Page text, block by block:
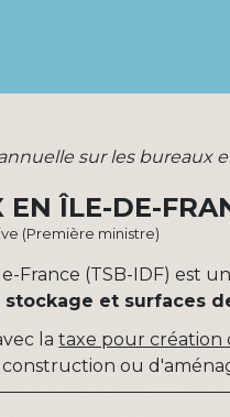
sur les bureaux
EN ÎLE-DE-
(Première ministre)
France (TSB-IDF) est
stockage et surfaces
lataxe pour création
construction ou